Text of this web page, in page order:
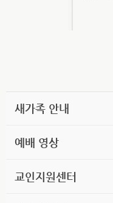
새가족 안내
예배 영상
교인지원센터